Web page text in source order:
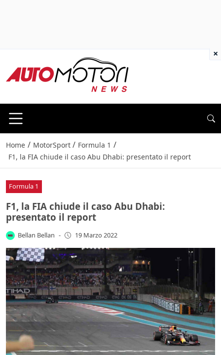
Home / MotorSport / Formula 1 /
F1, la FIA chiude il caso Abu Dhabi: presentato il report
Formula 1
F1, la FIA chiude il caso Abu Dhabi:
presentato il report
Bellan Bellan - 19 Marzo 2022
×